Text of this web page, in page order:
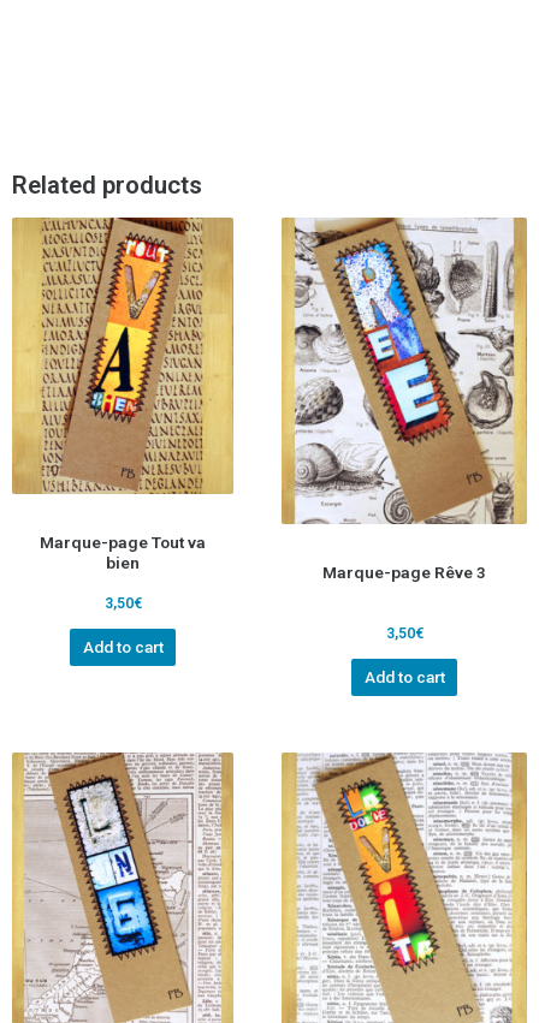
Related products
Marque-page Tout va
bien
3,50€
Add to cart
Marque-page Rêve 3
3,50€
Add to cart